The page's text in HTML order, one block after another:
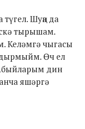
Шуңа да
тырышам.
Келәмгә чыгасы
Өч ел
дин
яшәргә